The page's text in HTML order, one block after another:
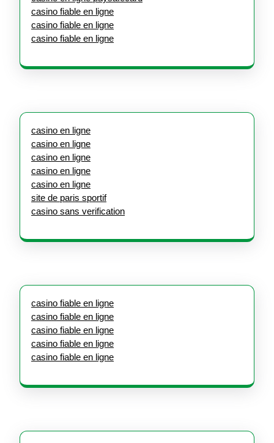
casino fiable en ligne
casino fiable en ligne
casino fiable en ligne
casino en ligne
casino en ligne
casino en ligne
casino en ligne
casino en ligne
site de paris sportif
casino sans verification
casino fiable en ligne
casino fiable en ligne
casino fiable en ligne
casino fiable en ligne
casino fiable en ligne